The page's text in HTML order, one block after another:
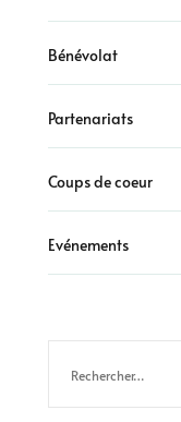
Bénévolat
Partenariats
Coups de coeur
Evénements